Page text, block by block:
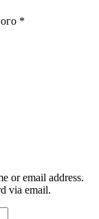
*
or email address.
via email.